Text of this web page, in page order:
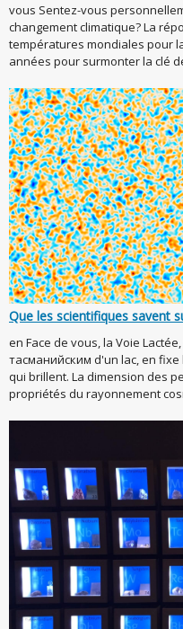
vous Sentez-vous
changement climatique? La
températures mondiales pour
années pour surmonter la clé
Que les scientifiques savent
en Face de vous, la Voie
тасманийским d'un lac, en
qui brillent. La dimension des
propriétés du rayonnement